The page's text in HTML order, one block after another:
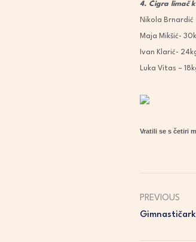
4. Čigra limač
Nikola
Maja Mikšić-
Ivan Klarić-
Luka Vitas –
Vratili se s četiri
PREVIOUS